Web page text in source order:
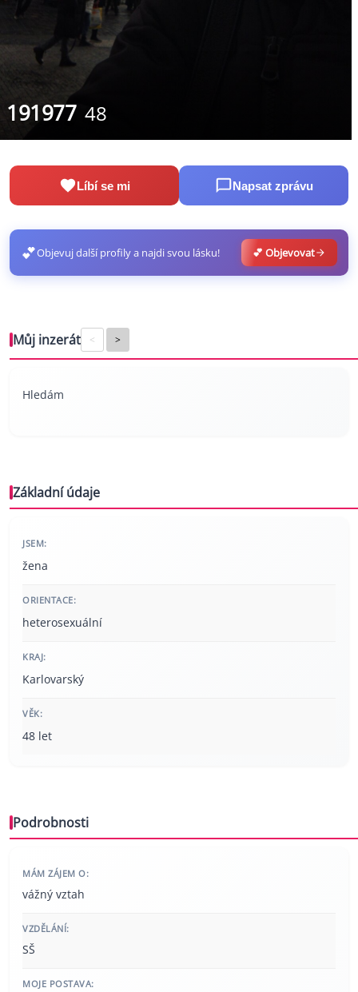
191977 48
Líbí se mi Napsat zprávu
💕Objevuj další profily a najdi svou lásku! 💕 Objevovat
Můj inzerát < >
Hledám
Základní údaje
JSEM:
žena
ORIENTACE:
heterosexuální
KRAJ:
Karlovarský
VĚK:
48 let
Podrobnosti
MÁM ZÁJEM O:
vážný vztah
VZDĚLÁNÍ:
SŠ
MOJE POSTAVA: